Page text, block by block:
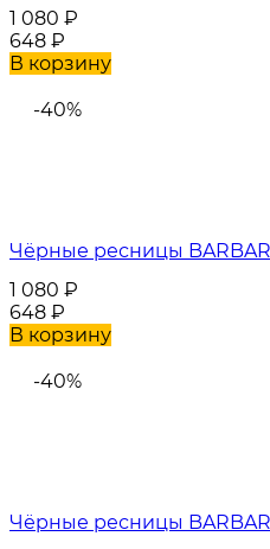
1 080 ₽
648 ₽
В корзину
-40%
Чёрные ресницы
1 080 ₽
648 ₽
В корзину
-40%
Чёрные ресницы